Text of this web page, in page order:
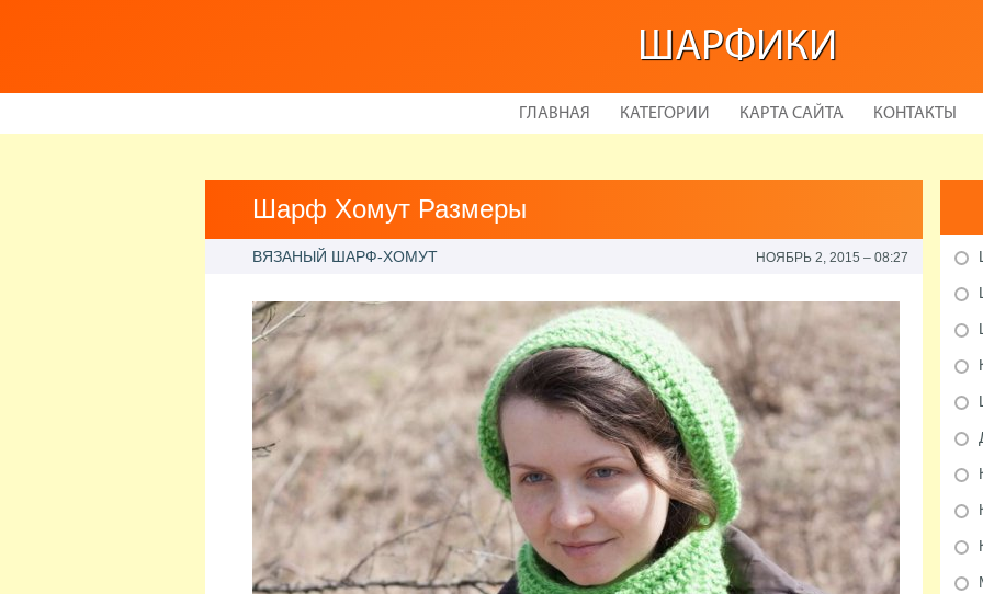
ШАРФИКИ
ГЛАВНАЯ КАТЕГОРИИ КАРТА САЙТА КОНТАКТЫ
Шарф Хомут Размеры
ВЯЗАНЫЙ ШАРФ-ХОМУТ НОЯБРЬ 2, 2015 – 08:27